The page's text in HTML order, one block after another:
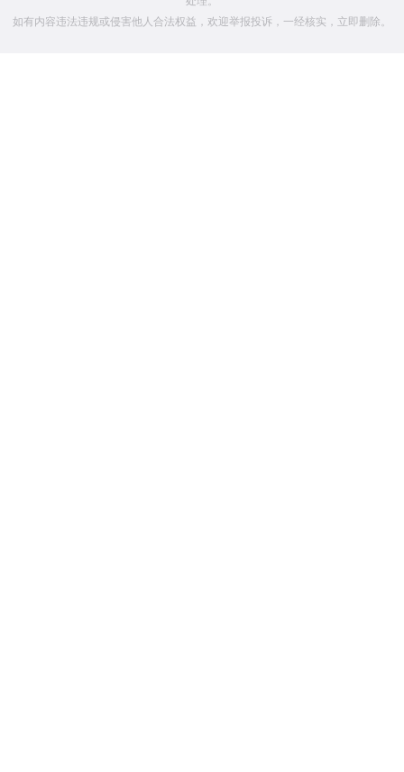
如有内容违法违规或侵害他人合法权益，欢迎举报投诉，一经核实，立即删除。